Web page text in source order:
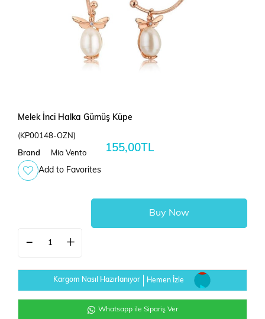
Melek İnci Halka Gümüş Küpe
(KP00148-OZN)
Brand Mia Vento 155,00TL
Add to Favorites
Kargom Nasıl Hazırlanıyor Hemen İzle
Whatsapp ile Sipariş Ver